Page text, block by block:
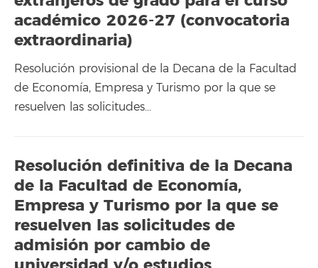
académico 2026-27 (convocatoria
extraordinaria)
Resolución provisional de la Decana de la Facultad
de Economía, Empresa y Turismo por la que se
resuelven las solicitudes…
Resolución definitiva de la Decana
de la Facultad de Economía,
Empresa y Turismo por la que se
resuelven las solicitudes de
admisión por cambio de